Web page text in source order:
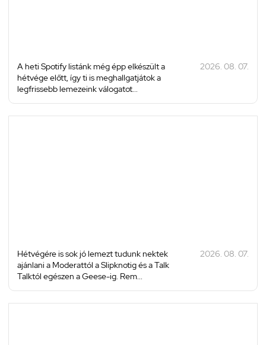
A heti Spotify listánk még épp elkészült a
hétvége előtt, így ti is meghallgatjátok a
legfrissebb lemezeink válogatot...
2026. 08. 07.
Hétvégére is sok jó lemezt tudunk nektek
ajánlani a Moderattól a Slipknotig és a Talk
Talktól egészen a Geese-ig. Rem...
2026. 08. 07.